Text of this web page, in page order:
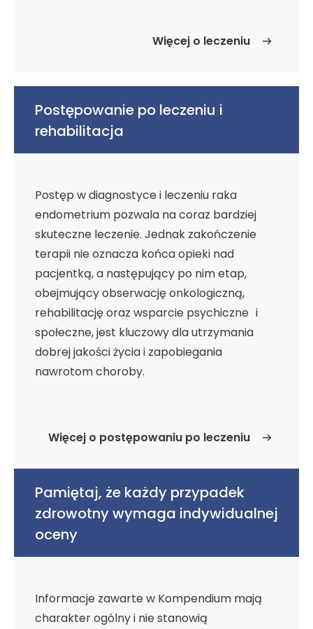
Więcej o leczeniu
o Leczenie
Postępowanie po leczeniu i
rehabilitacja
Postęp w diagnostyce i leczeniu raka
endometrium pozwala na coraz bardziej
skuteczne leczenie. Jednak zakończenie
terapii nie oznacza końca opieki nad
pacjentką, a następujący po nim etap,
obejmujący obserwację onkologiczną,
rehabilitację oraz wsparcie psychiczne i
społeczne, jest kluczowy dla utrzymania
dobrej jakości życia i zapobiegania
nawrotom choroby.
Więcej o postępowaniu po leczeniu
o Postępowanie po leczeniu i rehabilitacja
Pamiętaj, że każdy przypadek
zdrowotny wymaga indywidualnej
oceny
Informacje zawarte w Kompendium mają
charakter ogólny i nie stanowią